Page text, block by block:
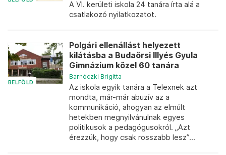
A VI. kerületi iskola 24 tanára írta alá a
csatlakozó nyilatkozatot.
BELFÖLD
Polgári ellenállást helyezett
kilátásba a Budaörsi Illyés Gyula
Gimnázium közel 60 tanára
Barnóczki Brigitta
Az iskola egyik tanára a Telexnek azt
mondta, már-már abuzív az a
kommunikáció, ahogyan az elmúlt
hetekben megnyilvánulnak egyes
politikusok a pedagógusokról. „Azt
érezzük, hogy csak rosszabb lesz”...